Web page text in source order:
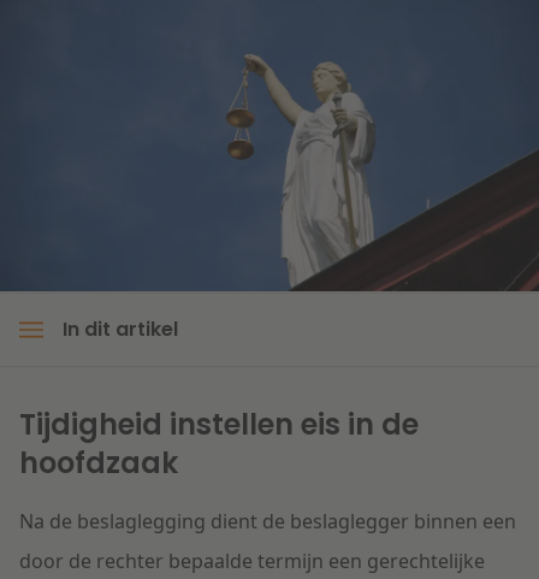
Overheid & Omgeving
Aanbesteding & Mededinging
Aansprakelijkheid & Verzekering
Litigation
Dichtbij de wendbare onderneming
In dit artikel
Tijdigheid instellen eis in de
hoofdzaak
Na de beslaglegging dient de beslaglegger binnen een
door de rechter bepaalde termijn een gerechtelijke